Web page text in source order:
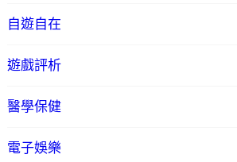
自遊自在
遊戲評析
醫學保健
電子娛樂